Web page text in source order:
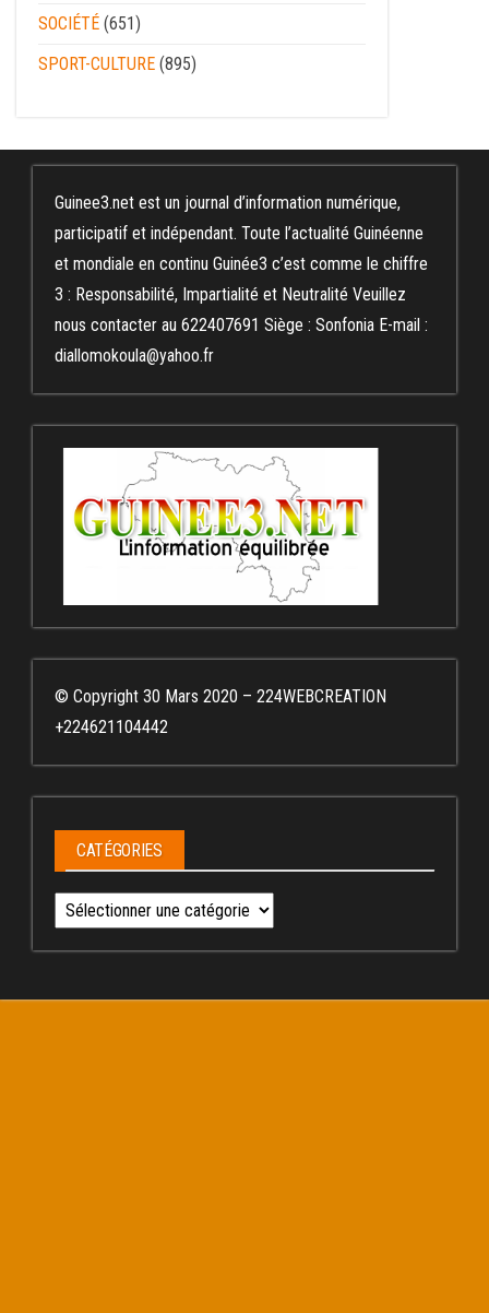
SOCIÉTÉ (651)
SPORT-CULTURE (895)
Guinee3.net est un journal d’information numérique,
participatif et indépendant. Toute l’actualité Guinéenne
et mondiale en continu Guinée3 c’est comme le chiffre
3 : Responsabilité, Impartialité et Neutralité Veuillez
nous contacter au 622407691 Siège : Sonfonia E-mail :
diallomokoula@yahoo.fr
© Copyright 30 Mars 2020 – 224WEBCREATION
+224621104442
CATÉGORIES
Catégories